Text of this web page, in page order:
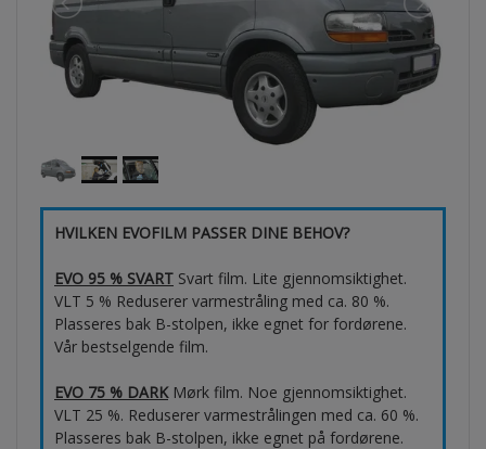
HVILKEN EVOFILM PASSER DINE BEHOV?
EVO 95 % SVART Svart film. Lite gjennomsiktighet.
VLT 5 % Reduserer varmestråling med ca. 80 %.
Plasseres bak B-stolpen, ikke egnet for fordørene.
Vår bestselgende film.
EVO 75 % DARKMørk film. Noe gjennomsiktighet.
VLT 25 %. Reduserer varmestrålingen med ca. 60 %.
Plasseres bak B-stolpen, ikke egnet på fordørene.